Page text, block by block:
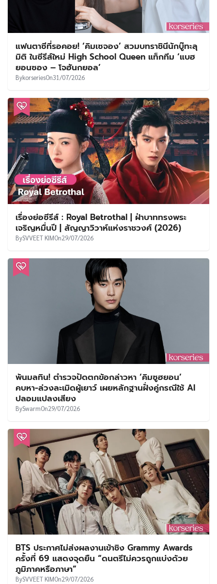
แฟนตาซีที่รอคอย! ‘คิมเซจอง’ สวมบทราชินีนักบู๊ทะลุ
มิติ ในซีรีส์ใหม่ High School Queen แท็กทีม ‘แบฮ
ยอนซอง – โจฮันกยอล’
BykorseriesOn31/07/2026
เรื่องย่อซีรีส์ : Royal Betrothal | ฝ่าบาททรงพระ
เจริญหมื่นปี | สัญญาวิวาห์แห่งราชวงศ์ (2026)
BySVVEET KIMOn29/07/2026
พ้นมลทิน! ตำรวจปัดตกข้อกล่าวหา ‘คิมซูฮยอน’
คบหา-ล่วงละเมิดผู้เยาว์ เผยหลักฐานฝั่งคู่กรณีใช้ AI
ปลอมแปลงเสียง
BySwarmOn29/07/2026
BTS ประกาศไม่ส่งผลงานเข้าชิง Grammy Awards
ครั้งที่ 69 แสดงจุดยืน “ดนตรีไม่ควรถูกแบ่งด้วย
ภูมิภาคหรือภาษา”
BySVVEET KIMOn29/07/2026